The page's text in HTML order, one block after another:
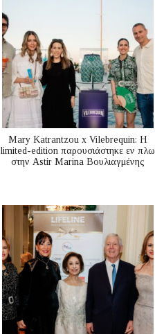
Mary Katrantzou x Vilebrequin: Η
limited-edition παρουσιάστηκε εν πλω
στην Astir Marina Βουλιαγμένης